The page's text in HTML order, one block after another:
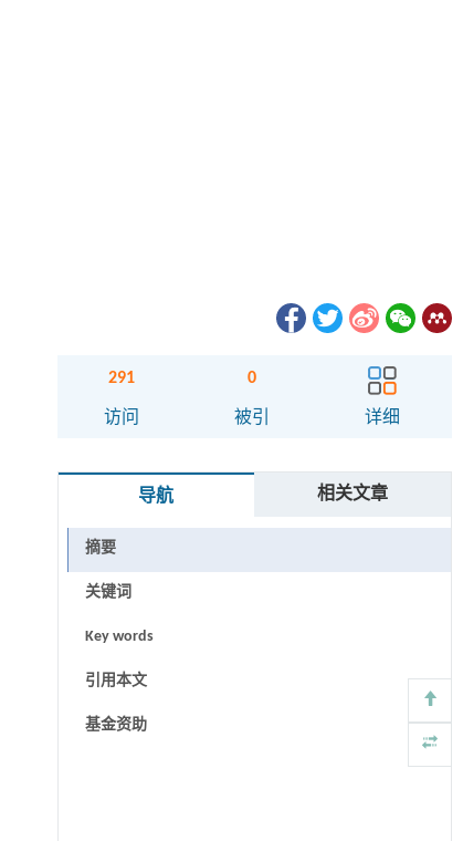
291
访问
0
被引 详细
导航 相关文章
摘要
关键词
Key words
引用本文
基金资助